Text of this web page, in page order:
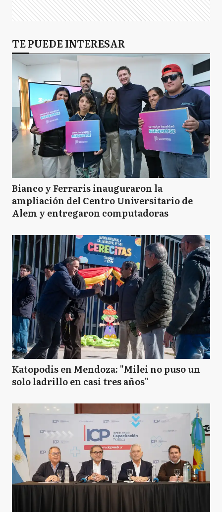
TE PUEDE INTERESAR
Bianco y Ferraris inauguraron la
ampliación del Centro Universitario de
Alem y entregaron computadoras
Katopodis en Mendoza: "Milei no puso un
solo ladrillo en casi tres años"